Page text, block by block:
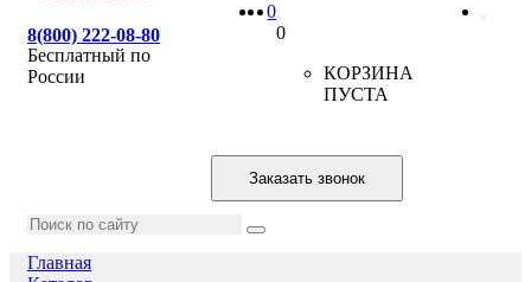
8(800) 222-08-80
Бесплатный по
России
0
0
КОРЗИНА
ПУСТА
Заказать звонок
Главная